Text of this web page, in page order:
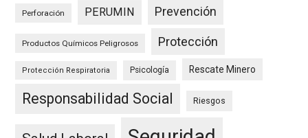
Perforación PERUMIN Prevención
Productos Químicos Peligrosos Protección
Protección Respiratoria Psicología Rescate Minero
Responsabilidad Social Riesgos